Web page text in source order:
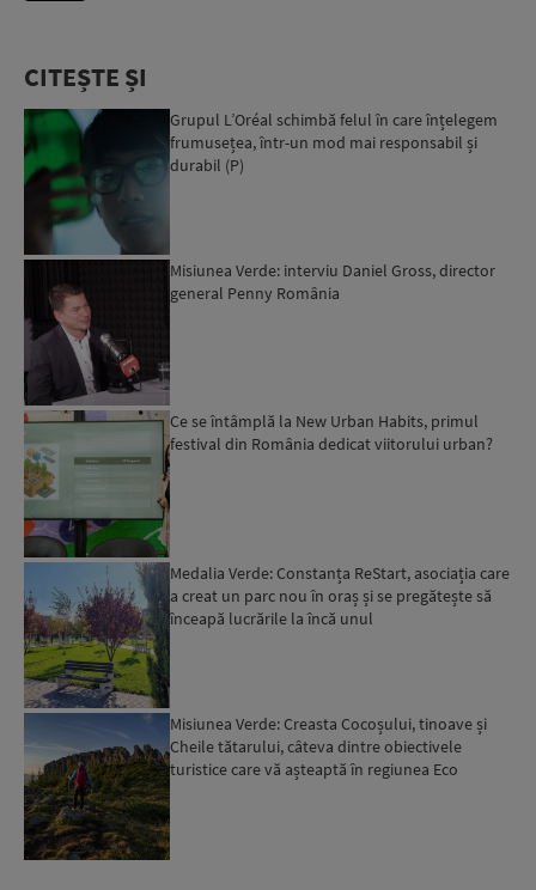
CITEȘTE ȘI
Grupul L’Oréal schimbă felul în care înțelegem
frumusețea, într-un mod mai responsabil și
durabil (P)
Misiunea Verde: interviu Daniel Gross, director
general Penny România
Ce se întâmplă la New Urban Habits, primul
festival din România dedicat viitorului urban?
Medalia Verde: Constanța ReStart, asociația care
a creat un parc nou în oraș și se pregătește să
înceapă lucrările la încă unul
Misiunea Verde: Creasta Cocoșului, tinoave și
Cheile tătarului, câteva dintre obiectivele
turistice care vă așteaptă în regiunea Eco